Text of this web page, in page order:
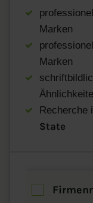
Marken
Marken
Recherche
State